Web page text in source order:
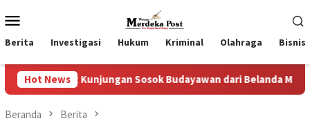
ke
kontenMobile
Berita Investigasi Hukum Kriminal Olahraga Bisnis
Hot News
Sosok Budayawan dari Belanda Mr. Crues Collen
Beranda Berita